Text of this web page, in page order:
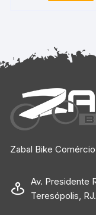
Zabal Bike
Av. Presidente
Teresópolis,